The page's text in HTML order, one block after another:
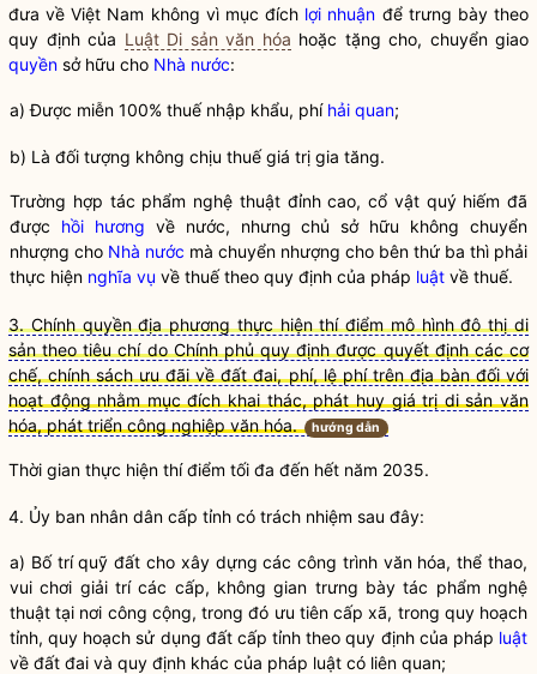
đưa về Việt Nam không vì mục đích lợi nhuận để trưng bày theo
quy định của Luật Di sản văn hóa hoặc tặng cho, chuyển giao
quyền sở hữu cho Nhà nước:
a) Được miễn 100% thuế nhập khẩu, phí hải quan;
b) Là đối tượng không chịu thuế giá trị gia tăng.
Trường hợp tác phẩm nghệ thuật đỉnh cao, cổ vật quý hiếm đã
được hồi hương về nước, nhưng chủ sở hữu không chuyển
nhượng cho Nhà nước mà chuyển nhượng cho bên thứ ba thì phải
thực hiện nghĩa vụ về thuế theo quy định của pháp luật về thuế.
3. Chính quyền địa phương thực hiện thí điểm mô hình đô thị di
sản theo tiêu chí do Chính phủ quy định được quyết định các cơ
chế, chính sách ưu đãi về đất đai, phí, lệ phí trên địa bàn đối với
hoạt động nhằm mục đích khai thác, phát huy giá trị di sản văn
hóa, phát triển công nghiệp văn hóa.
hướng dẫn
Thời gian thực hiện thí điểm tối đa đến hết năm 2035.
4. Ủy ban nhân dân cấp tỉnh có trách nhiệm sau đây:
a) Bố trí quỹ đất cho xây dựng các công trình văn hóa, thể thao,
vui chơi giải trí các cấp, không gian trưng bày tác phẩm nghệ
thuật tại nơi công cộng, trong đó ưu tiên cấp xã, trong quy hoạch
tỉnh, quy hoạch sử dụng đất cấp tỉnh theo quy định của pháp luật
về đất đai và quy định khác của pháp luật có liên quan;